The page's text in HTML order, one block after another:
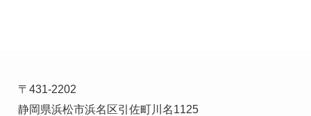
〒431-2202
静岡県浜松市浜名区引佐町川名1125